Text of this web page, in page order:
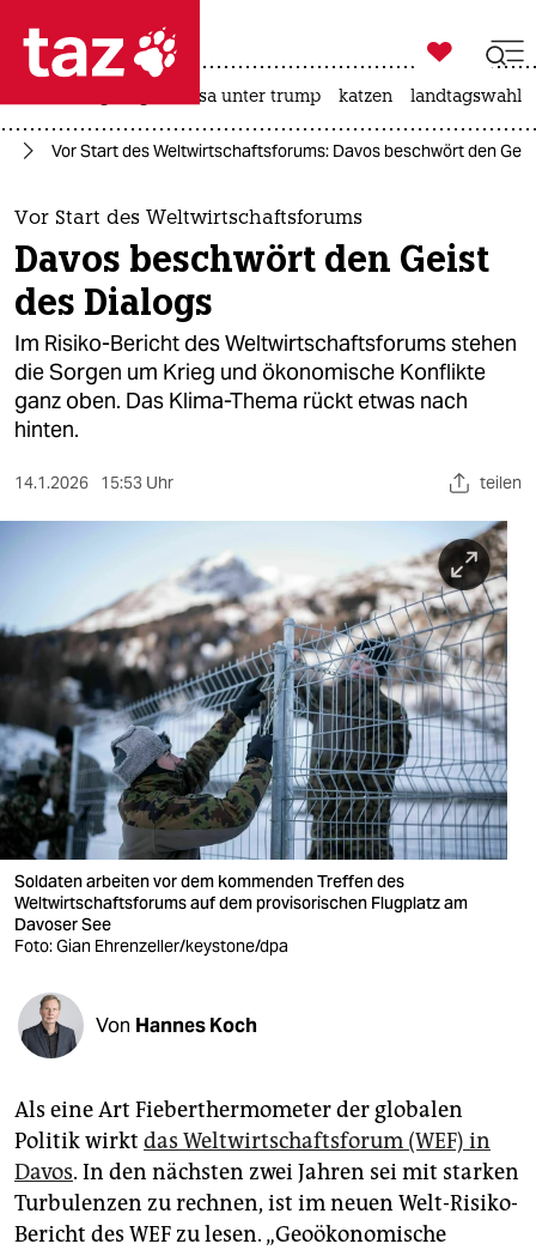
 taz zahl ich
taz zahl ich
themen
politik
öko
gesellschaft
kultur
sport
wahrheit
verlag
verlag
veranstaltungen
shop
fragen & hilfe
unterstützen
genossenschaft

taz zahl ich
usa unter trump katzen landtagswahl
Vor Start des Weltwirtschaftsforums: Davos beschwört den
Vor Start des Weltwirtschaftsforums
Davos beschwört den Geist
des Dialogs
Im Risiko-Bericht des Weltwirtschaftsforums stehen
die Sorgen um Krieg und ökonomische Konflikte
ganz oben. Das Klima-Thema rückt etwas nach
hinten.
14.1.2026 15:53 Uhr teilen
Soldaten arbeiten vor dem kommenden Treffen des
Weltwirtschaftsforums auf dem provisorischen Flugplatz am
Davoser See
Foto: Gian Ehrenzeller/keystone/dpa
Von Hannes Koch
Als eine Art Fieberthermometer der globalen
Politik wirkt das Weltwirtschaftsforum (WEF) in
Davos. In den nächsten zwei Jahren sei mit starken
Turbulenzen zu rechnen, ist im neuen Welt-Risiko-
Bericht des WEF zu lesen. „Geoökonomische